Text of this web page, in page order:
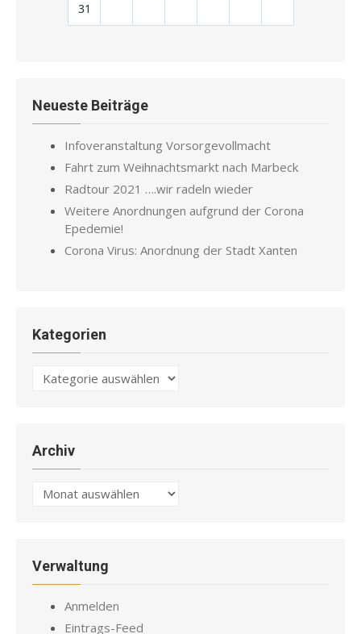
31
Neueste Beiträge
Infoveranstaltung Vorsorgevollmacht
Fahrt zum Weihnachtsmarkt nach Marbeck
Radtour 2021 ….wir radeln wieder
Weitere Anordnungen aufgrund der Corona
Epedemie!
Corona Virus: Anordnung der Stadt Xanten
Kategorien
Kategorien
Archiv
Archiv
Verwaltung
Anmelden
Eintrags-Feed